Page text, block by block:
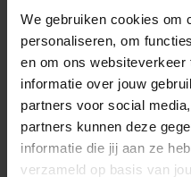
We gebruiken cookies om
personaliseren, om
en om ons
informatie over jouw
partners voor social
partners kunnen deze
informatie die jij aan ze
verzameld op basis van
gedurende winterse
Lees een uitgebreider
evaluatie zelfhier.
Kijk